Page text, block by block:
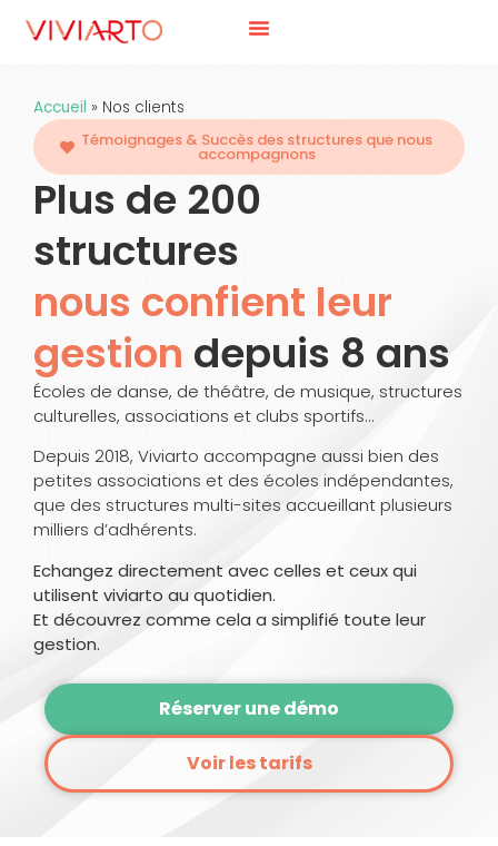
Accueil » Nos clients
Témoignages & Succès des structures que nous
accompagnons
Plus de 200
structures
nous confient leur
gestion depuis 8 ans
Écoles de danse, de théâtre, de musique, structures
culturelles, associations et clubs sportifs…
Depuis 2018, Viviarto accompagne aussi bien des
petites associations et des écoles indépendantes,
que des structures multi-sites accueillant plusieurs
milliers d’adhérents.
Echangez directement avec celles et ceux qui
utilisent viviarto au quotidien.
Et découvrez comme cela a simplifié toute leur
gestion.
Réserver une démo
Voir les tarifs